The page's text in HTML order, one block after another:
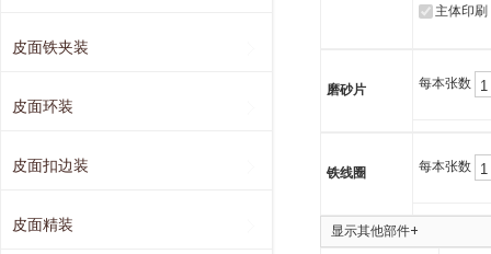
皮面铁夹装
皮面环装
皮面扣边装
皮面精装
主体印刷
磨砂片 每本张数
铁线圈 每本张数
显示其他部件+